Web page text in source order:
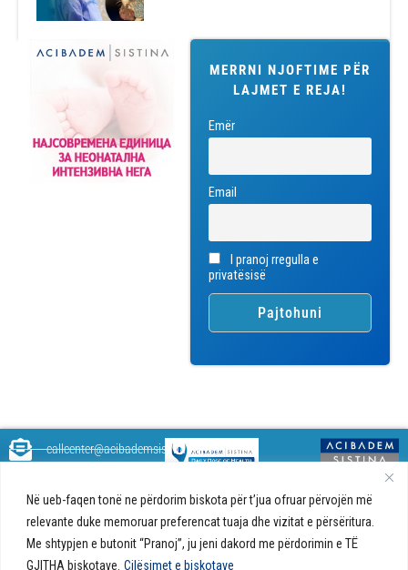
Në ueb-faqen tonë ne përdorim biskota për t’jua ofruar përvojën më
relevante duke memoruar preferencat tuaja dhe vizitat e përsëritura.
Me shtypjen e butonit “Pranoj”, ju jeni dakord me përdorimin e TË
GJITHA biskotave. Cilësimet e biskotave
MERRNI NJOFTIME PËR
LAJMET E REJA!
Emër
Email
I pranoj rregulla e
privatësisë
këshilla shëndetësore rreth
shëndetit tuaj. Ne kemi krijuar
një ueb portal që do t'ju ofrojë
përgjigjet e pyetjeve tuaja në
callcenter@acibademsistina.mk
Ul. Skupi 5A Shkup
Sistina - Bëhet
fjalë për jetën!